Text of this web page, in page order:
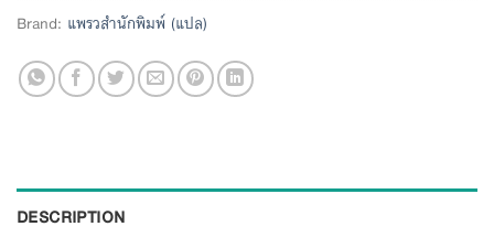
Brand: แพรวสำนักพิมพ์ (แปล)
DESCRIPTION